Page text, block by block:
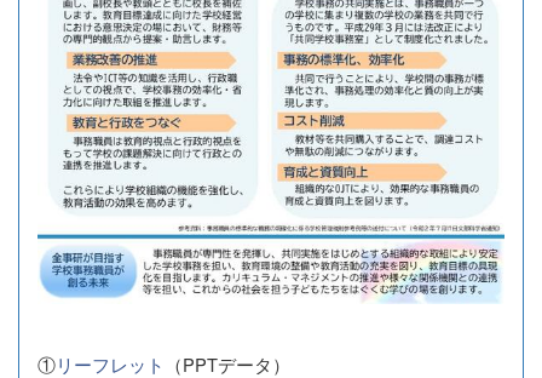
①リーフレット （PPTデータ）